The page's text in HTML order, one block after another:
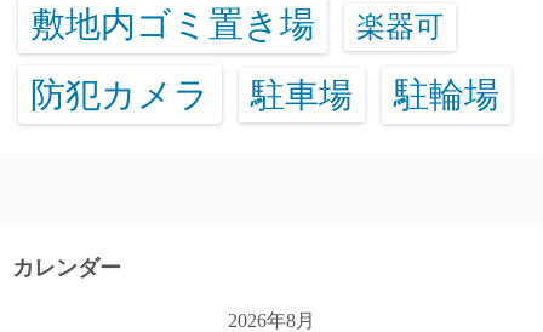
敷地内ゴミ置き場
楽器可
防犯カメラ 駐車場 駐輪場
カレンダー
2026年8月